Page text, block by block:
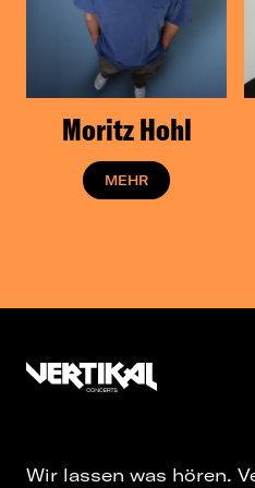
Moritz Hohl
MEHR
Wir lassen was hören.